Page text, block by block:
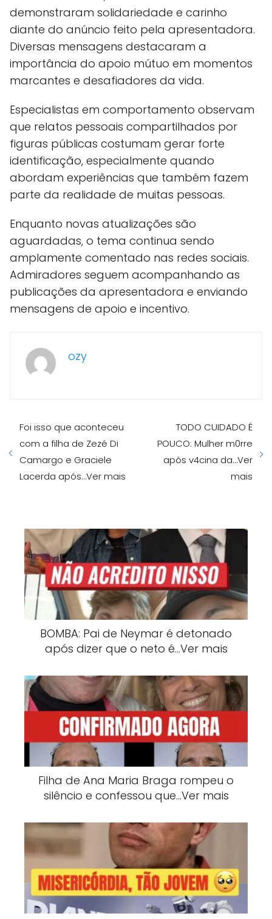
demonstraram solidariedade e carinho
diante do anúncio feito pela apresentadora.
Diversas mensagens destacaram a
importância do apoio mútuo em momentos
marcantes e desafiadores da vida.
Especialistas em comportamento observam
que relatos pessoais compartilhados por
figuras públicas costumam gerar forte
identificação, especialmente quando
abordam experiências que também fazem
parte da realidade de muitas pessoas.
Enquanto novas atualizações são
aguardadas, o tema continua sendo
amplamente comentado nas redes sociais.
Admiradores seguem acompanhando as
publicações da apresentadora e enviando
mensagens de apoio e incentivo.
ozy
Foi isso que aconteceu
com a filha de Zezé Di
Camargo e Graciele
Lacerda após…Ver mais
TODO CUIDADO É
POUCO: Mulher m0rre
após v4cina da…Ver
mais
BOMBA: Pai de Neymar é detonado
após dizer que o neto é…Ver mais
Filha de Ana Maria Braga rompeu o
silêncio e confessou que…Ver mais